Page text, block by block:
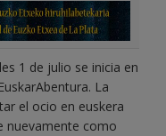
1 de julio se inicia en
La
el ocio en euskera
nuevamente como